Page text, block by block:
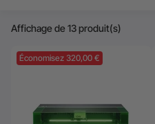
Garantie 24 Mois
Assistance personnalisée
Affichage de 13 produit(s)
Économisez 320,00 €